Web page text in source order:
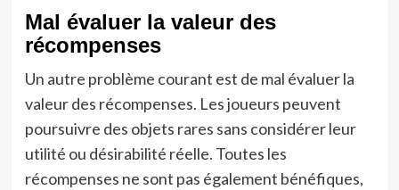
Mal évaluer la valeur des
récompenses
Un autre problème courant est de mal évaluer la
valeur des récompenses. Les joueurs peuvent
poursuivre des objets rares sans considérer leur
utilité ou désirabilité réelle. Toutes les
récompenses ne sont pas également bénéfiques,